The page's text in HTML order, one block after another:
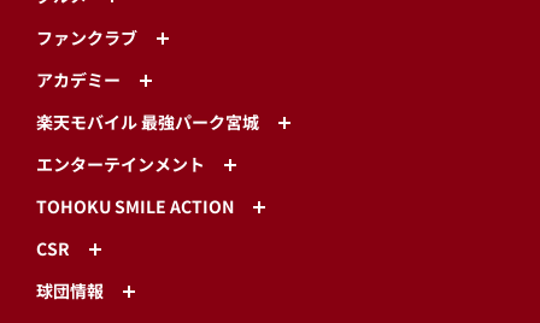
ファンクラブ
アカデミー
楽天モバイル 最強パーク宮城
エンターテインメント
TOHOKU SMILE ACTION
CSR
球団情報